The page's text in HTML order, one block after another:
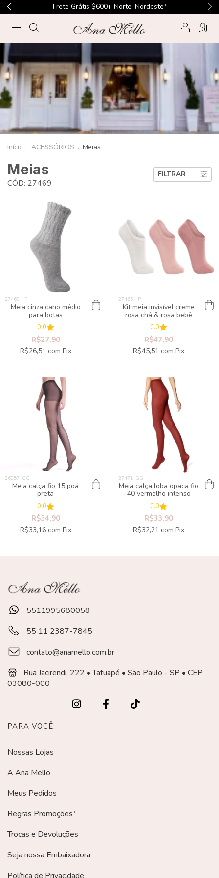
Frete Grátis $600+ Norte, Nordeste*
0
Início . ACESSÓRIOS . Meias
Meias
CÓD: 27469
FILTRAR
Meia cinza cano médio
para botas
0.0
R$27,90
R$26,51 com Pix
Kit meia invisível creme
rosa chá & rosa bebê
0.0
R$47,90
R$45,51 com Pix
Meia calça fio 15 poá
preta
0.0
R$34,90
R$33,16 com Pix
Meia calça loba opaca fio
40 vermelho intenso
0.0
R$33,90
R$32,21 com Pix
5511995680058
55 11 2387-7845
contato@anamello.com.br
Rua Jacirendi, 222 • Tatuapé • São Paulo - SP • CEP
03080-000
PARA VOCÊ:
Nossas Lojas
A Ana Mello
Meus Pedidos
Regras Promoções*
Trocas e Devoluções
Seja nossa Embaixadora
Política de Privacidade